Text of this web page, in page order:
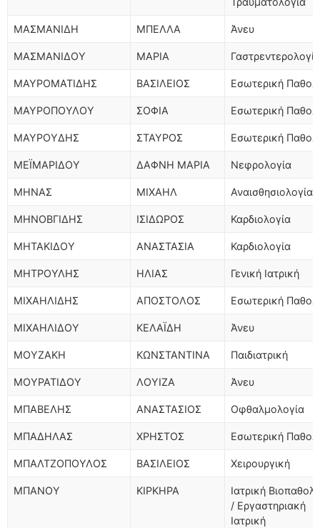
ΜΑΣΜΑΝΙΔΗ ΜΠΕΛΛΑ Άνευ
ΜΑΣΜΑΝΙΔΟΥ ΜΑΡΙΑ Γαστρεντερολογία
ΜΑΥΡΟΜΑΤΙΔΗΣ ΒΑΣΙΛΕΙΟΣ Εσωτερική
ΜΑΥΡΟΠΟΥΛΟΥ ΣΟΦΙΑ Εσωτερική
ΜΑΥΡΟΥΔΗΣ ΣΤΑΥΡΟΣ Εσωτερική
ΜΕΪΜΑΡΙΔΟΥ ΔΑΦΝΗ ΜΑΡΙΑ Νεφρολογία
ΜΗΝΑΣ ΜΙΧΑΗΛ Αναισθησιολογία
ΜΗΝΟΒΓΙΔΗΣ ΙΣΙΔΩΡΟΣ Καρδιολογία
ΜΗΤΑΚΙΔΟΥ ΑΝΑΣΤΑΣΙΑ Καρδιολογία
ΜΗΤΡΟΥΛΗΣ ΗΛΙΑΣ Γενική Ιατρική
ΜΙΧΑΗΛΙΔΗΣ ΑΠΟΣΤΟΛΟΣ Εσωτερική
ΜΙΧΑΗΛΙΔΟΥ ΚΕΛΑΪΔΗ Άνευ
ΜΟΥΖΑΚΗ ΚΩΝΣΤΑΝΤΙΝΑ Παιδιατρική
ΜΟΥΡΑΤΙΔΟΥ ΛΟΥΙΖΑ Άνευ
ΜΠΑΒΕΛΗΣ ΑΝΑΣΤΑΣΙΟΣ Οφθαλμολογία
ΜΠΑΔΗΛΑΣ ΧΡΗΣΤΟΣ Εσωτερική
ΜΠΑΛΤΖΟΠΟΥΛΟΣ ΒΑΣΙΛΕΙΟΣ Χειρουργική
ΜΠΑΝΟΥ ΚΙΡΚΗΡΑ
Ιατρική
/ Εργαστηριακή
Ιατρική